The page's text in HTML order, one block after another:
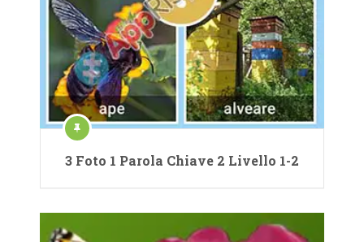
3 Foto 1 Parola Chiave 2 Livello 1-2